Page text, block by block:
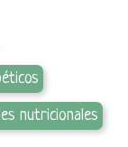
nutricionales